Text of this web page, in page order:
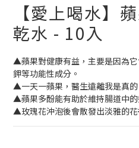
【愛上喝水】
乾水 - 10入
▲蘋果對健康有益，主要是因為
鉀等功能性成分。
▲一天一蘋果，醫生遠離我是真的
▲蘋果多酚能有助於維持腸道中的
▲玫瑰花沖泡後會散發出淡雅的花